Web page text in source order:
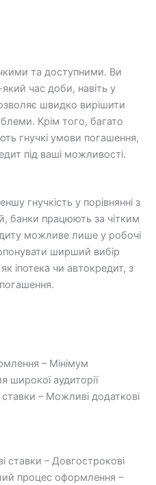
та доступними. Ви
час доби, навіть у
швидко вирішити
Крім того, багато
гнучкі умови погашення,
під ваші можливості.
гнучкість у порівнянні з
банки працюють за чітким
можливе лише у робочі
ширший вибір
іпотека чи автокредит, з
– Мінімум
широкої аудиторії
ставки – Можливі додаткові
ставки – Довгострокові
процес оформлення –